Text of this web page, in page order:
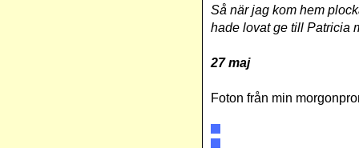
Så när jag kom hem
hade lovat ge till Patricia
27 maj
Foton från min